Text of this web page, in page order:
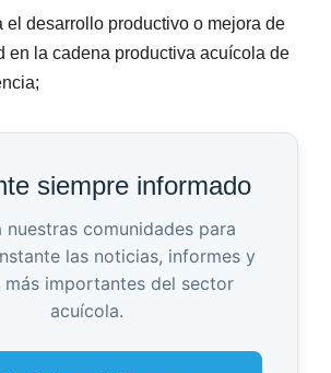
el desarrollo productivo o mejora de
en la cadena productiva acuícola de
siempre informado
nuestras comunidades para
las noticias, informes y
más importantes del sector
acuícola.